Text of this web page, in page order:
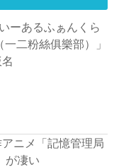
ーあるふぁんくら
二粉絲俱樂部）」
ニメ「記憶管理局
が凄い